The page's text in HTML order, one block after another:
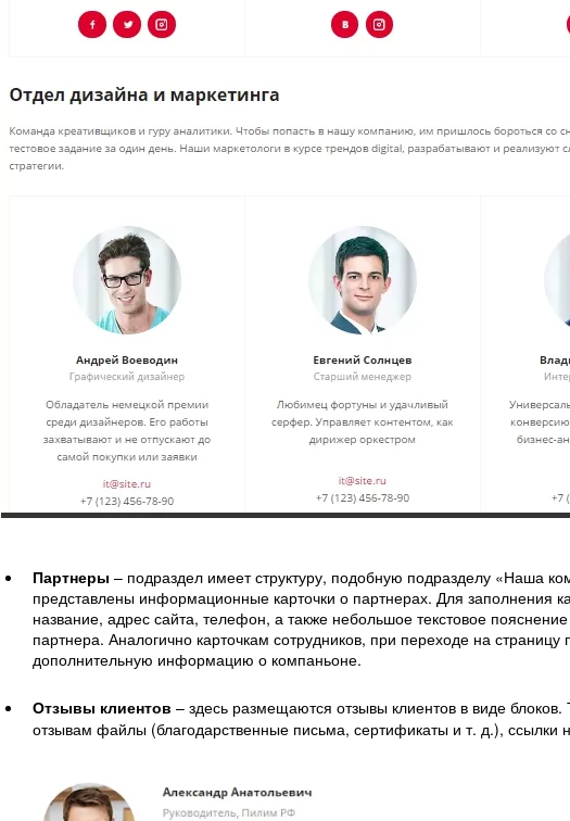
Партнеры – подраздел имеет структуру, подобную подразделу «Наша
представлены информационные карточки о партнерах. Для заполнения
название, адрес сайта, телефон, а также небольшое текстовое
партнера. Аналогично карточкам сотрудников, при переходе на
дополнительную информацию о компаньоне.
Отзывы клиентов – здесь размещаются отзывы клиентов в виде
отзывам файлы (благодарственные письма, сертификаты и т. д.), ссылки